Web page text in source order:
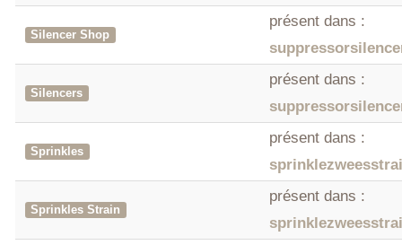
Silencer Shop
présent dans :
Silencers
présent dans :
Sprinkles
présent dans :
Sprinkles Strain
présent dans :